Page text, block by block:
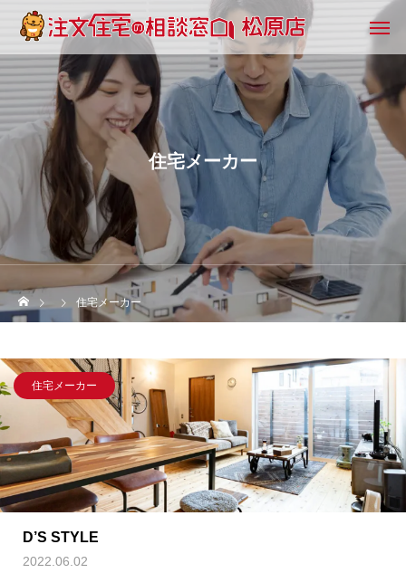
住宅メーカー
住宅メーカー
住宅メーカー
D’S STYLE
2022.06.02